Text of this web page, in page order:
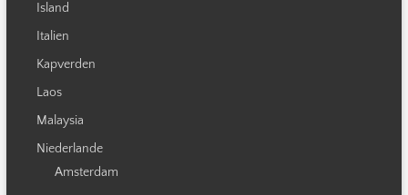
Island
Italien
Kapverden
Laos
Malaysia
Niederlande
Amsterdam